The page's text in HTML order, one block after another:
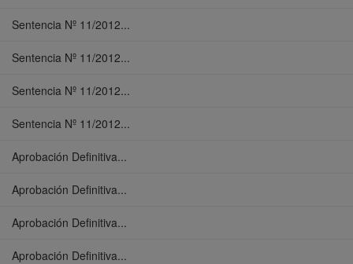
Sentencia Nº 11/2012...
Sentencia Nº 11/2012...
Sentencia Nº 11/2012...
Sentencia Nº 11/2012...
Aprobación Definitiva...
Aprobación Definitiva...
Aprobación Definitiva...
Aprobación Definitiva...